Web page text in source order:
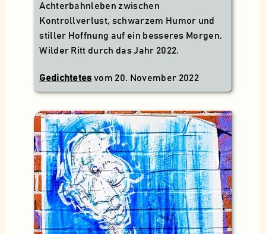
Achterbahnleben zwischen
Kontrollverlust, schwarzem Humor und
stiller Hoffnung auf ein besseres Morgen.
Wilder Ritt durch das Jahr 2022.
Gedichtetes vom 20. November 2022